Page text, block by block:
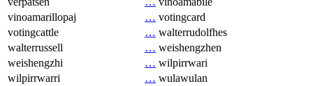
vinoamarillopaj
… votingcard
votingcattle
… walterrudolfhes
walterrussell
… weishengzhen
weishengzhi
… wilpirrwari
wilpirrwarri
… wulawulan